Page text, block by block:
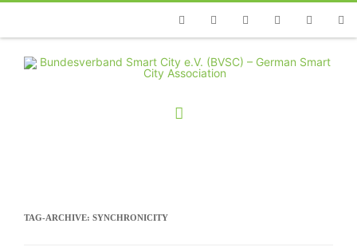
TelefonFacebookTwitterYoutubeInstagramLinkedin
TAG-ARCHIVE: SYNCHRONICITY